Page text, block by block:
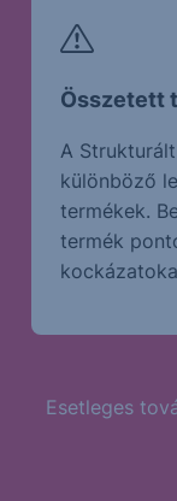
Összetett
A
különböző
termékek.
termék
Esetleges